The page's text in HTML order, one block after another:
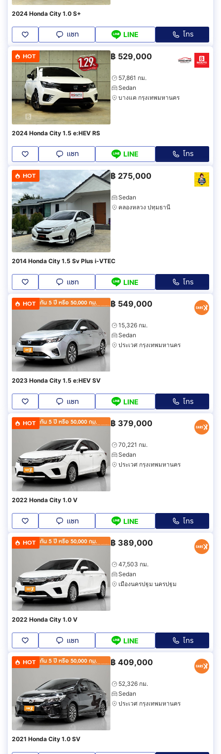
2024 Honda City 1.0 S+
แชท LINE โทร
HOT ฿ 529,000
57,861 กม.
Sedan
บางแค กรุงเทพมหานคร
2024 Honda City 1.5 e:HEV RS
แชท LINE โทร
HOT ฿ 275,000
Sedan
คลองหลวง ปทุมธานี
2014 Honda City 1.5 Sv Plus i-VTEC
แชท LINE โทร
HOT ฿ 549,000
15,326 กม.
Sedan
ประเวศ กรุงเทพมหานคร
2023 Honda City 1.5 e:HEV SV
แชท LINE โทร
HOT ฿ 379,000
70,221 กม.
Sedan
ประเวศ กรุงเทพมหานคร
2022 Honda City 1.0 V
แชท LINE โทร
HOT ฿ 389,000
47,503 กม.
Sedan
เมืองนครปฐม นครปฐม
2022 Honda City 1.0 V
แชท LINE โทร
HOT ฿ 409,000
52,326 กม.
Sedan
ประเวศ กรุงเทพมหานคร
2021 Honda City 1.0 SV